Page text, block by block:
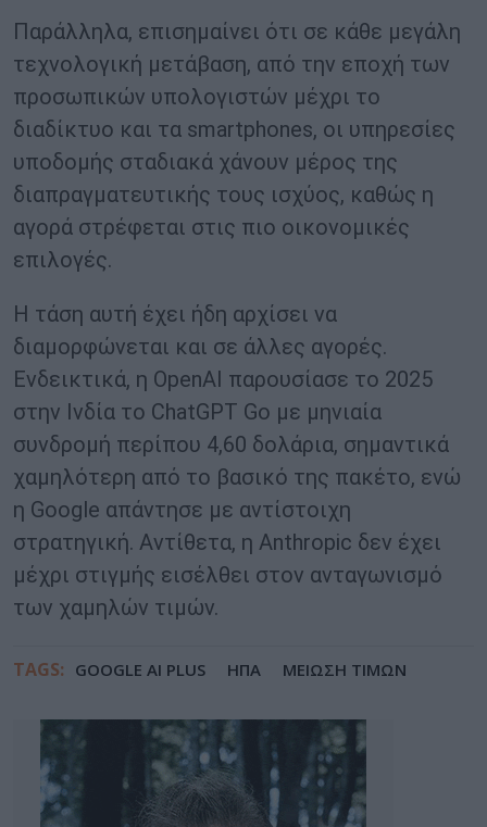
Παράλληλα, επισημαίνει ότι σε κάθε μεγάλη
τεχνολογική μετάβαση, από την εποχή των
προσωπικών υπολογιστών μέχρι το
διαδίκτυο και τα smartphones, οι υπηρεσίες
υποδομής σταδιακά χάνουν μέρος της
διαπραγματευτικής τους ισχύος, καθώς η
αγορά στρέφεται στις πιο οικονομικές
επιλογές.
Η τάση αυτή έχει ήδη αρχίσει να
διαμορφώνεται και σε άλλες αγορές.
Ενδεικτικά, η OpenAI παρουσίασε το 2025
στην Ινδία το ChatGPT Go με μηνιαία
συνδρομή περίπου 4,60 δολάρια, σημαντικά
χαμηλότερη από το βασικό της πακέτο, ενώ
η Google απάντησε με αντίστοιχη
στρατηγική. Αντίθετα, η Anthropic δεν έχει
μέχρι στιγμής εισέλθει στον ανταγωνισμό
των χαμηλών τιμών.
TAGS: GOOGLE AI PLUS ΗΠΑ ΜΕΙΩΣΗ ΤΙΜΩΝ